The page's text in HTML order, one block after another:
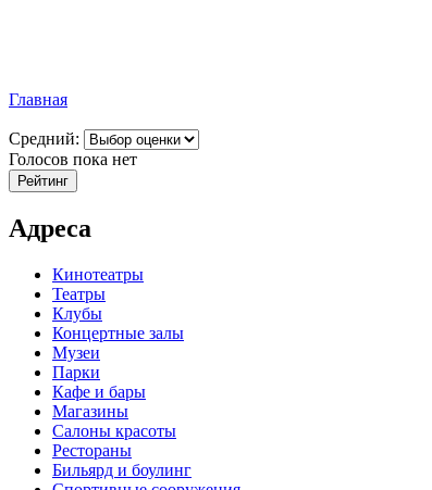
Главная
Средний:
Голосов пока нет
Адреса
Кинотеатры
Театры
Клубы
Концертные залы
Музеи
Парки
Кафе и бары
Магазины
Салоны красоты
Рестораны
Бильярд и боулинг